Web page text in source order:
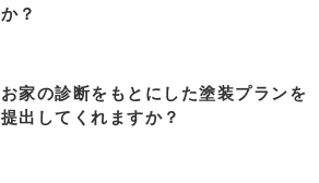
か？
お家の診断をもとにした塗装プランを
提出してくれますか？